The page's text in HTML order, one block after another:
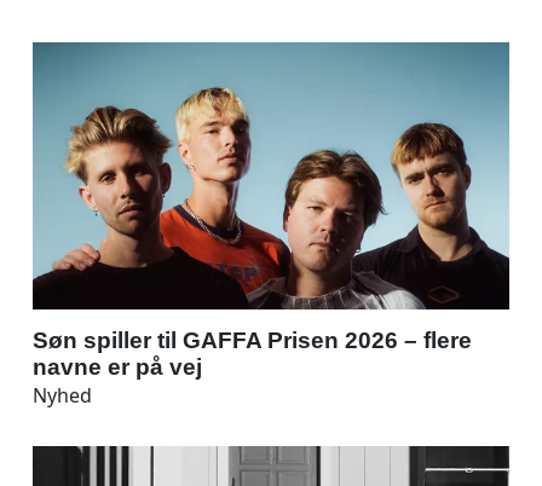
Søn spiller til GAFFA Prisen 2026 – flere
navne er på vej
Nyhed